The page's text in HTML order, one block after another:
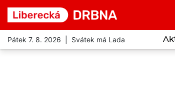
Pátek 7. 8. 2026 | Svátek má Lada